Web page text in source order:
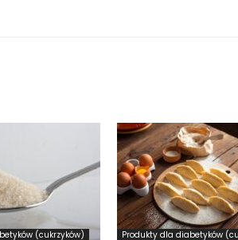
(cukrzyków) Produkty dla diabetyków